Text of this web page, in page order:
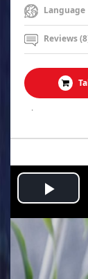
Language
Reviews
.
Play